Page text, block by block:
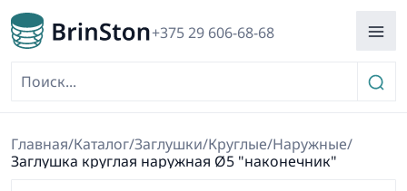
+375 29 606-68-68
Главная/Каталог/Заглушки/Круглые/Наружные/
Заглушка круглая наружная Ø5 "наконечник"